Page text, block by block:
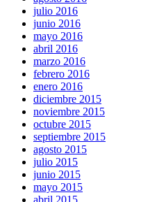
julio 2016
junio 2016
mayo 2016
abril 2016
marzo 2016
febrero 2016
enero 2016
diciembre 2015
noviembre 2015
octubre 2015
septiembre 2015
agosto 2015
julio 2015
junio 2015
mayo 2015
abril 2015